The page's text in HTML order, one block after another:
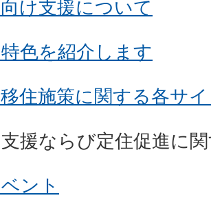
け支援について
色を紹介します
住施策に関する各サ
援ならび定住促進に
ント